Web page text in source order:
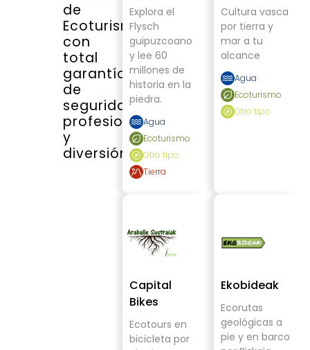
de
Ecoturismo
con
total
garantía
de
seguridad,
profesionalidad
y
diversión.
Explora el
Flysch
guipuzcoano
y lee 60
millones de
historia en la
piedra.
Agua
Ecoturismo
Otro tipo
Tierra
Cultura vasca
por tierra y
mar a tu
alcance
Agua
Ecoturismo
Otro tipo
Capital
Bikes
Ecotours en
bicicleta por
Ekobideak
Ecorutas
geológicas a
pie y en barco